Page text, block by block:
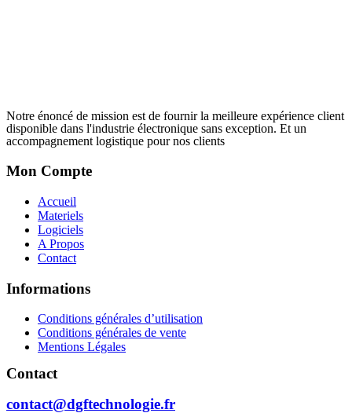
Notre énoncé de mission est de fournir la meilleure expérience client
disponible dans l'industrie électronique sans exception. Et un
accompagnement logistique pour nos clients
Mon Compte
Accueil
Materiels
Logiciels
A Propos
Contact
Informations
Conditions générales d’utilisation
Conditions générales de vente
Mentions Légales
Contact
contact@dgftechnologie.fr